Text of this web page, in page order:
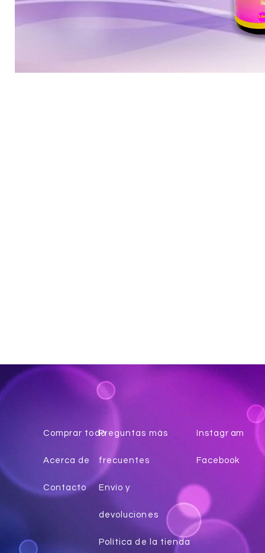
Comprar todo
Acerca de
Contacto
Preguntas más
frecuentes
Envío y
devoluciones
Política de la tienda
Instagr am
Facebook